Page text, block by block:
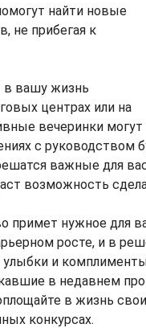
найти новые
не прибегая к
вашу жизнь
центрах или на
вечеринки
с руководством
важные для
возможность
примет нужное для
росте, и в
улыбки и
в недавнем
в жизнь
конкурсах.